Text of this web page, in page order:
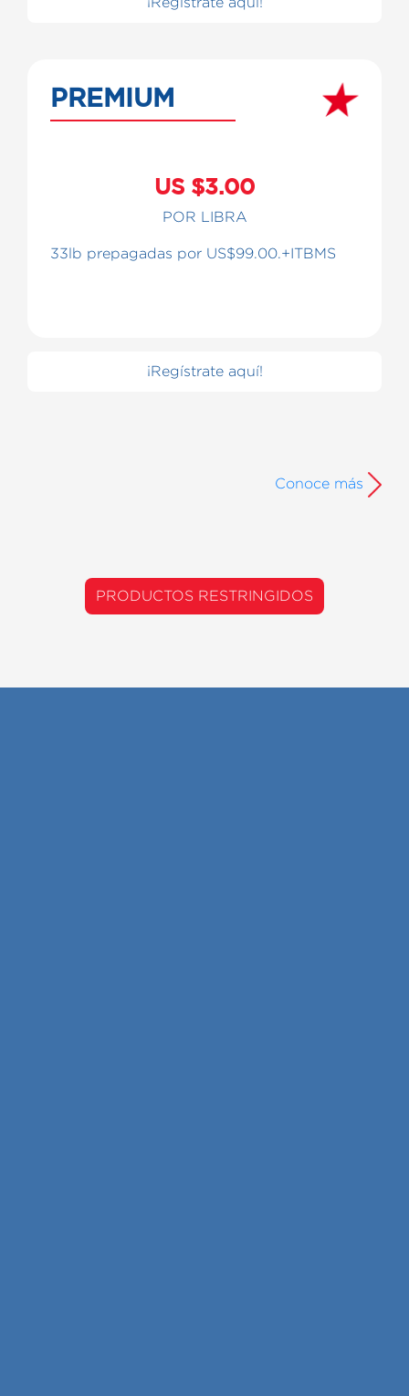
PREMIUM
US $3.00
POR LIBRA
33lb prepagadas por US$99.00.+ITBMS
¡Regístrate aquí!
Conoce más
PRODUCTOS RESTRINGIDOS